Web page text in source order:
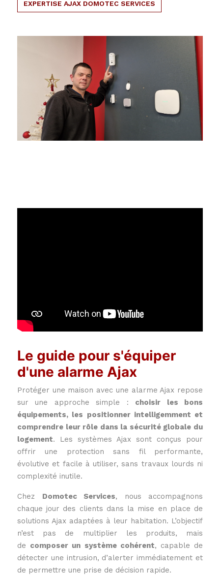
EXPERTISE AJAX DOMOTEC SERVICES
Le guide pour s'équiper
d'une alarme Ajax
Protéger une maison avec une alarme Ajax repose
sur une approche simple : choisir les bons
équipements, les positionner intelligemment et
comprendre leur rôle dans la sécurité globale du
logement. Les systèmes Ajax sont conçus pour
offrir une protection sans fil performante,
évolutive et facile à utiliser, sans travaux lourds ni
complexité inutile.
Chez Domotec Services, nous accompagnons
chaque jour des clients dans la mise en place de
solutions Ajax adaptées à leur habitation. L’objectif
n’est pas de multiplier les produits, mais
de composer un système cohérent, capable de
détecter une intrusion, d’alerter immédiatement et
de permettre une prise de décision rapide.